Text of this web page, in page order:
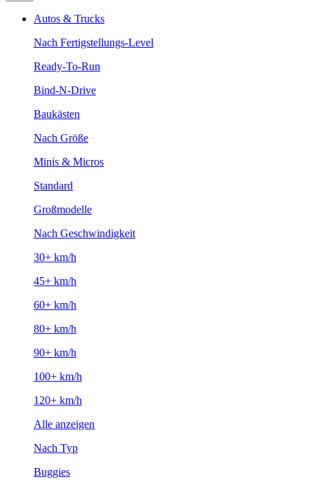
Autos & Trucks
Nach Fertigstellungs-Level
Ready-To-Run
Bind-N-Drive
Baukästen
Nach Größe
Minis & Micros
Standard
Großmodelle
Nach Geschwindigkeit
30+ km/h
45+ km/h
60+ km/h
80+ km/h
90+ km/h
100+ km/h
120+ km/h
Alle anzeigen
Nach Typ
Buggies